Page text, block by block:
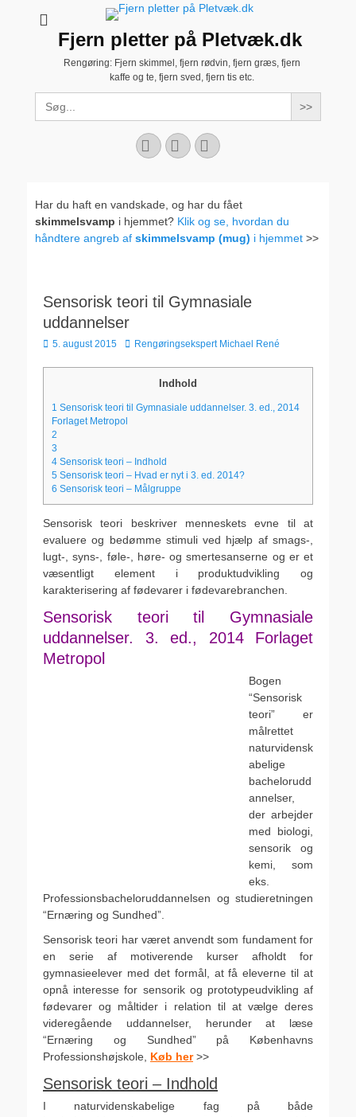
Fjern pletter på Pletvæk.dk
Rengøring: Fjern skimmel, fjern rødvin, fjern græs, fjern
kaffe og te, fjern sved, fjern tis etc.
Search
for:
Facebook
YouTubeInstagram
Har du haft en vandskade, og har du fået
skimmelsvamp i hjemmet? Klik og se, hvordan du
håndtere angreb af skimmelsvamp (mug) i hjemmet >>
Sensorisk teori til Gymnasiale
uddannelser
Udgivet
5. august 2015 Forfatter
Rengøringsekspert Michael René
Indhold
1 Sensorisk teori til Gymnasiale uddannelser. 3. ed., 2014
Forlaget Metropol
2
3
4 Sensorisk teori – Indhold
5 Sensorisk teori – Hvad er nyt i 3. ed. 2014?
6 Sensorisk teori – Målgruppe
Sensorisk teori beskriver menneskets evne til at
evaluere og bedømme stimuli ved hjælp af smags-,
lugt-, syns-, føle-, høre- og smertesanserne og er et
væsentligt element i produktudvikling og
karakterisering af fødevarer i fødevarebranchen.
Sensorisk teori til Gymnasiale
uddannelser. 3. ed., 2014 Forlaget
Metropol
Bogen
“Sensorisk
teori” er
målrettet
naturvidensk
abelige
bachelorudd
annelser,
der arbejder
med biologi,
sensorik og
kemi, som
eks.
Professionsbacheloruddannelsen og studieretningen
“Ernæring og Sundhed”.
Sensorisk teori har været anvendt som fundament for
en serie af motiverende kurser afholdt for
gymnasieelever med det formål, at få eleverne til at
opnå interesse for sensorik og prototypeudvikling af
fødevarer og måltider i relation til at vælge deres
videregående uddannelser, herunder at læse
“Ernæring og Sundhed” på Københavns
Professionshøjskole, Køb her>>
Sensorisk teori – Indhold
I naturvidenskabelige fag på både